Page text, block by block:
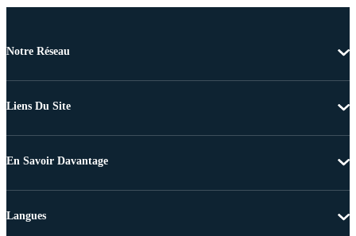
Notre Réseau
Liens Du Site
En Savoir Davantage
Langues